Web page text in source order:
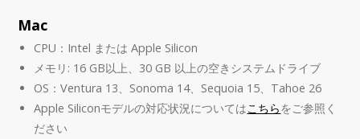
Mac
CPU：Intel または Apple Silicon
メモリ: 16 GB以上、30 GB 以上の空きシステムドライブ
OS：Ventura 13、Sonoma 14、Sequoia 15、Tahoe 26
Apple Siliconモデルの対応状況についてはこちらをご参照く
ださい